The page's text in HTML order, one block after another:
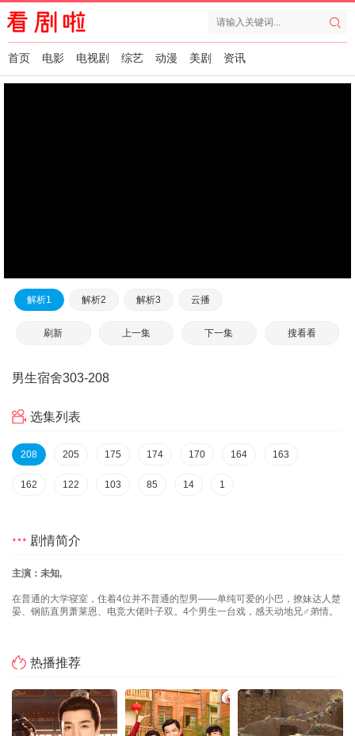
首页 电影 电视剧 综艺 动漫 美剧 资讯
解析1 解析2 解析3 云播
刷新 上一集 下一集 搜看看
男生宿舍303-208
选集列表
208 205 175 174 170 164 163
162 122 103 85 14 1
剧情简介
主演：未知,
在普通的大学寝室，住着4位并不普通的型男——单纯可爱的小巴，撩妹达人楚
晏、钢筋直男萧莱恩、电竞大佬叶子双。4个男生一台戏，感天动地兄♂弟情。
热播推荐